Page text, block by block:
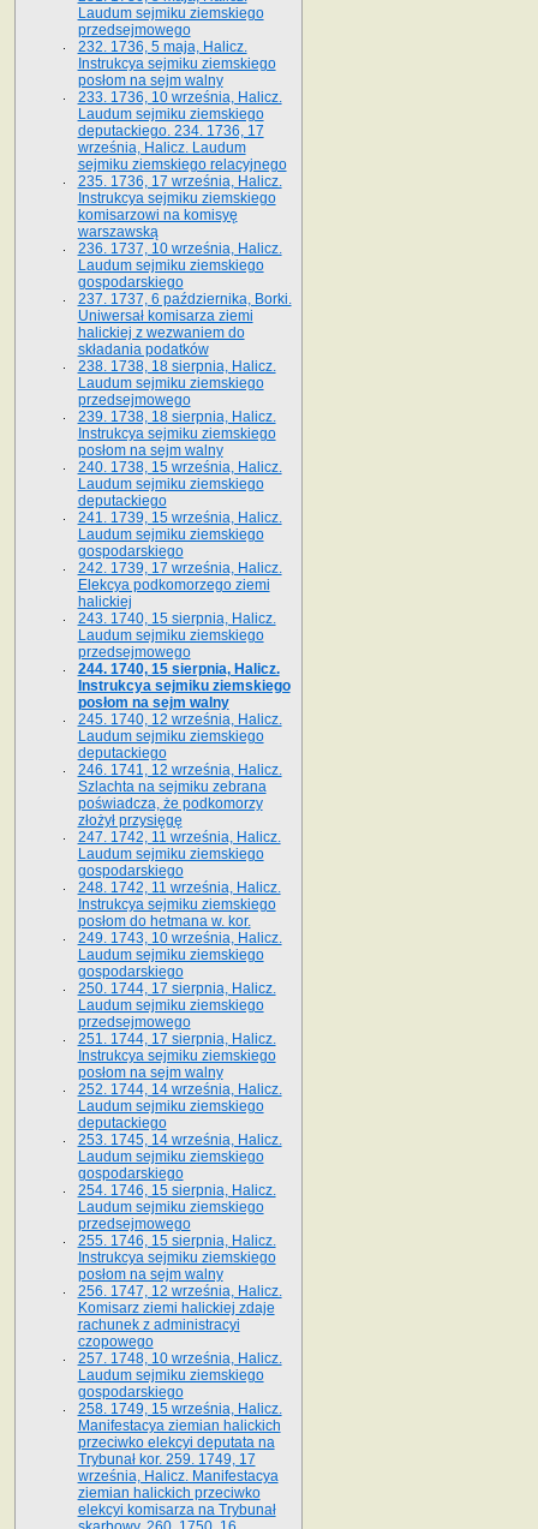
Laudum sejmiku ziemskiego
przedsejmowego
232. 1736, 5 maja, Halicz.
Instrukcya sejmiku ziemskiego
posłom na sejm walny
233. 1736, 10 września, Halicz.
Laudum sejmiku ziemskiego
deputackiego. 234. 1736, 17
września, Halicz. Laudum
sejmiku ziemskiego relacyjnego
235. 1736, 17 września, Halicz.
Instrukcya sejmiku ziemskiego
komisarzowi na komisyę
warszawską
236. 1737, 10 września, Halicz.
Laudum sejmiku ziemskiego
gospodarskiego
237. 1737, 6 października, Borki.
Uniwersał komisarza ziemi
halickiej z wezwaniem do
składania podatków
238. 1738, 18 sierpnia, Halicz.
Laudum sejmiku ziemskiego
przedsejmowego
239. 1738, 18 sierpnia, Halicz.
Instrukcya sejmiku ziemskiego
posłom na sejm walny
240. 1738, 15 września, Halicz.
Laudum sejmiku ziemskiego
deputackiego
241. 1739, 15 września, Halicz.
Laudum sejmiku ziemskiego
gospodarskiego
242. 1739, 17 września, Halicz.
Elekcya podkomorzego ziemi
halickiej
243. 1740, 15 sierpnia, Halicz.
Laudum sejmiku ziemskiego
przedsejmowego
244. 1740, 15 sierpnia, Halicz.
Instrukcya sejmiku ziemskiego
posłom na sejm walny
245. 1740, 12 września, Halicz.
Laudum sejmiku ziemskiego
deputackiego
246. 1741, 12 września, Halicz.
Szlachta na sejmiku zebrana
poświadcza, że podkomorzy
złożył przysięgę
247. 1742, 11 września, Halicz.
Laudum sejmiku ziemskiego
gospodarskiego
248. 1742, 11 września, Halicz.
Instrukcya sejmiku ziemskiego
posłom do hetmana w. kor.
249. 1743, 10 września, Halicz.
Laudum sejmiku ziemskiego
gospodarskiego
250. 1744, 17 sierpnia, Halicz.
Laudum sejmiku ziemskiego
przedsejmowego
251. 1744, 17 sierpnia, Halicz.
Instrukcya sejmiku ziemskiego
posłom na sejm walny
252. 1744, 14 września, Halicz.
Laudum sejmiku ziemskiego
deputackiego
253. 1745, 14 września, Halicz.
Laudum sejmiku ziemskiego
gospodarskiego
254. 1746, 15 sierpnia, Halicz.
Laudum sejmiku ziemskiego
przedsejmowego
255. 1746, 15 sierpnia, Halicz.
Instrukcya sejmiku ziemskiego
posłom na sejm walny
256. 1747, 12 września, Halicz.
Komisarz ziemi halickiej zdaje
rachunek z administracyi
czopowego
257. 1748, 10 września, Halicz.
Laudum sejmiku ziemskiego
gospodarskiego
258. 1749, 15 września, Halicz.
Manifestacya ziemian halickich
przeciwko elekcyi deputata na
Trybunał kor. 259. 1749, 17
września, Halicz. Manifestacya
ziemian halickich przeciwko
elekcyi komisarza na Trybunał